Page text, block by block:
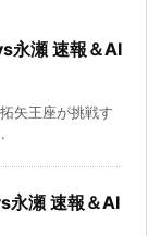
永瀬 速報＆AI
矢王座が挑戦す
永瀬 速報＆AI